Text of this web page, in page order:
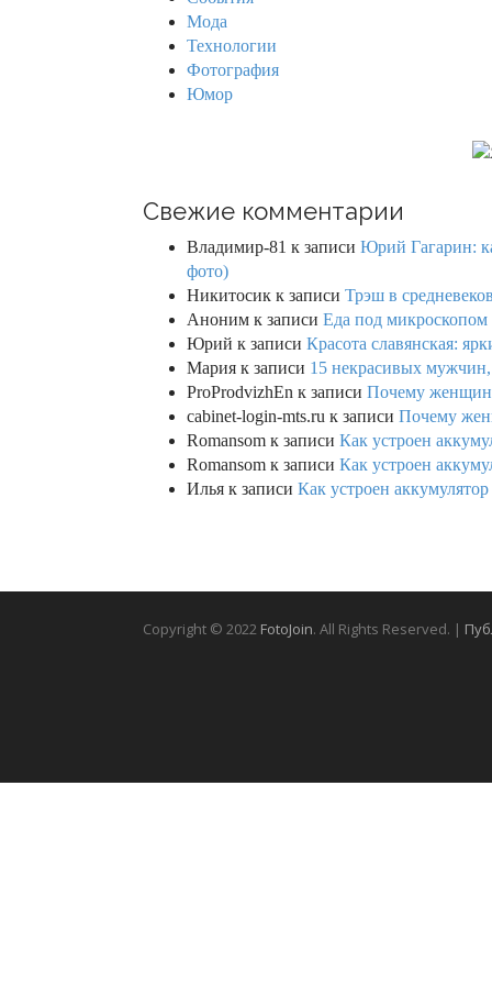
Мода
Технологии
Фотография
Юмор
Свежие комментарии
Владимир-81 к записи Юрий Гагарин:
фото)
Никитосик к записи Трэш в
Аноним к записи Еда под микроскопом
Юрий к записи Красота славянская:
Мария к записи 15 некрасивых
ProProdvizhEn к записи Почему
cabinet-login-mts.ru к записи Почему
Romansom к записи Как устроен
Romansom к записи Как устроен
Илья к записи Как устроен
Copyright © 2022 FotoJoin. All Rights Reserved. |